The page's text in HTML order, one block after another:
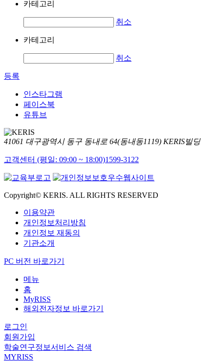
카테고리
취소
카테고리
취소
등록
인스타그램
페이스북
유튜브
41061 대구광역시 동구 동내로 64(동내동1119) KERIS빌딩
고객센터 (평일: 09:00 ~ 18:00)1599-3122
Copyright© KERIS. ALL RIGHTS RESERVED
이용약관
개인정보처리방침
개인정보 재동의
기관소개
PC 버전 바로가기
메뉴
홈
MyRISS
해외전자정보 바로가기
로그인
회원가입
학술연구정보서비스 검색
MYRISS